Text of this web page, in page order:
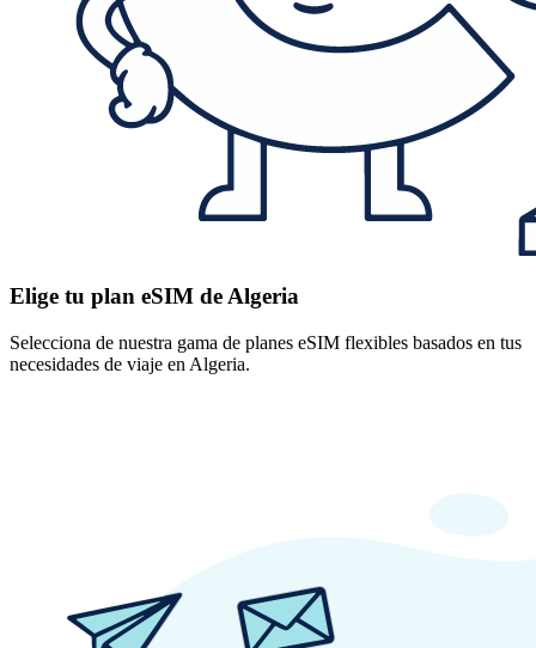
Elige tu plan eSIM de Algeria
Selecciona de nuestra gama de planes eSIM flexibles basados en tus
necesidades de viaje en Algeria.